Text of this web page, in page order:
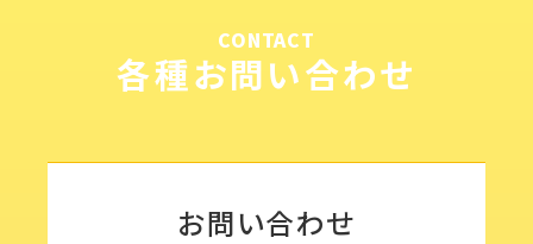
CONTACT
各種お問い合わせ
お問い合わせ